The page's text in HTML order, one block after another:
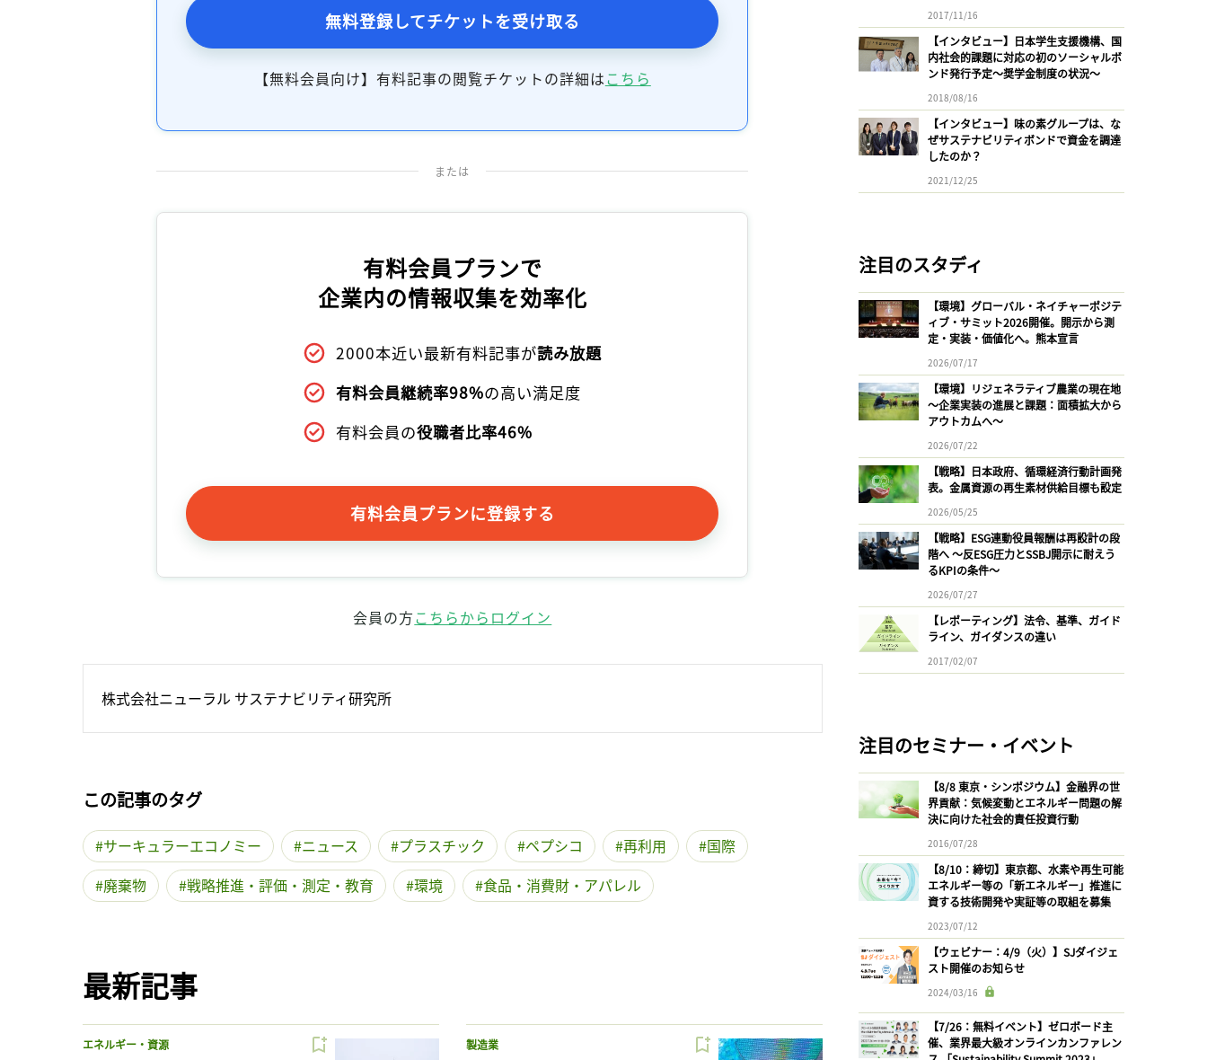
無料登録してチケットを受け取る
【無料会員向け】有料記事の閲覧チケットの詳細はこちら
または
有料会員プランで
企業内の情報収集を効率化
2000本近い最新有料記事が読み放題
有料会員継続率98%の高い満足度
有料会員の役職者比率46%
有料会員プランに登録する
会員の方こちらからログイン
株式会社ニューラル サステナビリティ研究所
この記事のタグ
サーキュラーエコノミー ニュース プラスチック ペプシコ 再利用
国際
廃棄物
戦略推進・評価・測定・教育 環境 食品・消費財・アパレル
最新記事
エネルギー・資源 製造業
2017/11/16
【インタビュー】日本学生支援機構、国
内社会的課題に対応の初のソーシャルボ
ンド発行予定〜奨学金制度の状況〜
2018/08/16
【インタビュー】味の素グループは、な
ぜサステナビリティボンドで資金を調達
したのか？
2021/12/25
注目のスタディ
【環境】グローバル・ネイチャーポジテ
ィブ・サミット2026開催。開示から測
定・実装・価値化へ。熊本宣言
2026/07/17
【環境】リジェネラティブ農業の現在地
〜企業実装の進展と課題：面積拡大から
アウトカムへ〜
2026/07/22
【戦略】日本政府、循環経済行動計画発
表。金属資源の再生素材供給目標も設定
2026/05/25
【戦略】ESG連動役員報酬は再設計の段
階へ 〜反ESG圧力とSSBJ開示に耐えう
るKPIの条件〜
2026/07/27
【レポーティング】法令、基準、ガイド
ライン、ガイダンスの違い
2017/02/07
注目のセミナー・イベント
【8/8 東京・シンポジウム】金融界の世
界貢献：気候変動とエネルギー問題の解
決に向けた社会的責任投資行動
2016/07/28
【8/10：締切】東京都、水素や再生可能
エネルギー等の「新エネルギー」推進に
資する技術開発や実証等の取組を募集
2023/07/12
【ウェビナー：4/9（火）】SJダイジェ
スト開催のお知らせ
2024/03/16
【7/26：無料イベント】ゼロボード主
催、業界最大級オンラインカンファレン